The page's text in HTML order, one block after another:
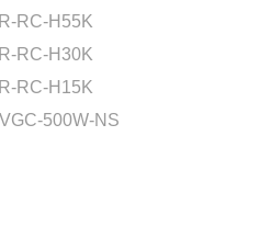
RC-H55K
RC-H30K
RC-H15K
500W-NS